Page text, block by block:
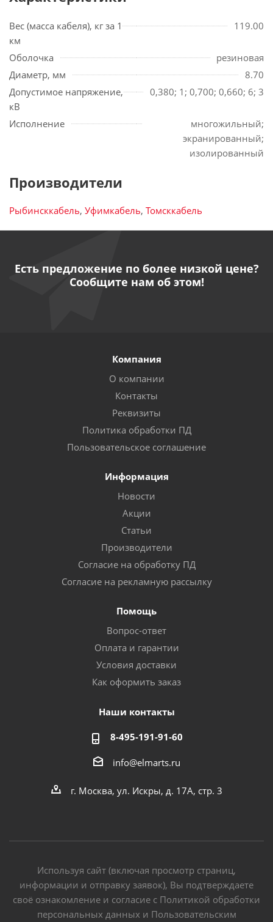
Вес (масса кабеля), кг за 1
км
119.00
Оболочка
резиновая
Диаметр, мм
8.70
Допустимое напряжение,
кВ
0,380; 1; 0,700; 0,660; 6; 3
Исполнение
многожильный;
экранированный;
изолированный
Производители
Рыбинсккабель, Уфимкабель, Томсккабель
Есть предложение по более низкой цене?
Сообщите нам об этом!
Компания
О компании
Контакты
Реквизиты
Политика обработки ПД
Пользовательское соглашение
Информация
Новости
Акции
Статьи
Производители
Согласие на обработку ПД
Согласие на рекламную рассылку
Помощь
Вопрос-ответ
Оплата и гарантии
Условия доставки
Как оформить заказ
Наши контакты
8-495-191-91-60
info@elmarts.ru
г. Москва, ул. Искры, д. 17А, стр. 3
Используя сайт (включая просмотр страниц,
информации и отправку заявок), Вы подтверждаете
своё ознакомление и согласие с Политикой обработки
персональных данных и Пользовательским